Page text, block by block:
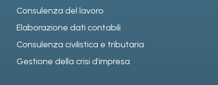
Consulenza del lavoro
Elaborazione dati contabili
Consulenza civilistica e tributaria
Gestione della crisi d’impresa